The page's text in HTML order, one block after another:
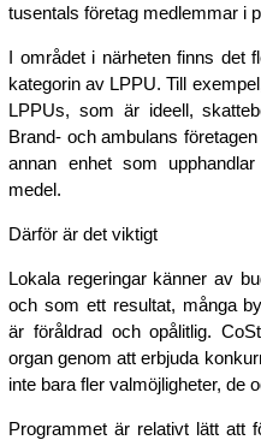
tusentals företag medlemmar i
I området i närheten finns det
kategorin av LPPU. Till
LPPUs, som är ideell,
Brand- och ambulans
annan enhet som
medel.
Därför är det viktigt
Lokala regeringar känner av
och som ett resultat, många
är föråldrad och opålitlig.
organ genom att erbjuda
inte bara fler valmöjligheter, de
Programmet är relativt lätt att